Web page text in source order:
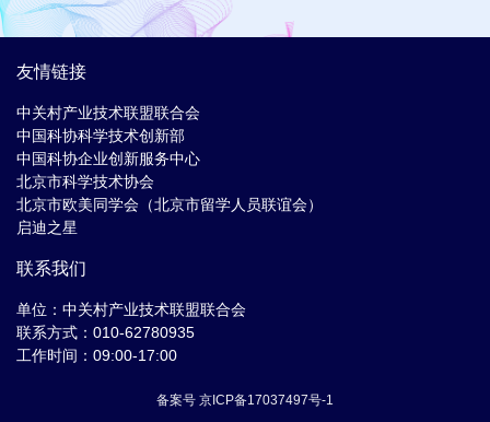
友情链接
中关村产业技术联盟联合会
中国科协科学技术创新部
中国科协企业创新服务中心
北京市科学技术协会
北京市欧美同学会（北京市留学人员联谊会）
启迪之星
联系我们
单位：中关村产业技术联盟联合会
联系方式：010-62780935
工作时间：09:00-17:00
备案号 京ICP备17037497号-1